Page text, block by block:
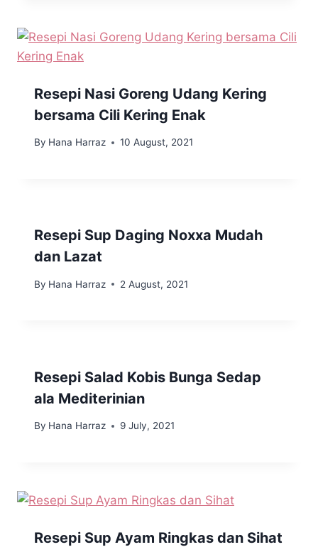
Resepi Nasi Goreng Udang Kering
bersama Cili Kering Enak
By Hana Harraz 10 August, 2021
Resepi Sup Daging Noxxa Mudah
dan Lazat
By Hana Harraz 2 August, 2021
Resepi Salad Kobis Bunga Sedap
ala Mediterinian
By Hana Harraz 9 July, 2021
Resepi Sup Ayam Ringkas dan Sihat